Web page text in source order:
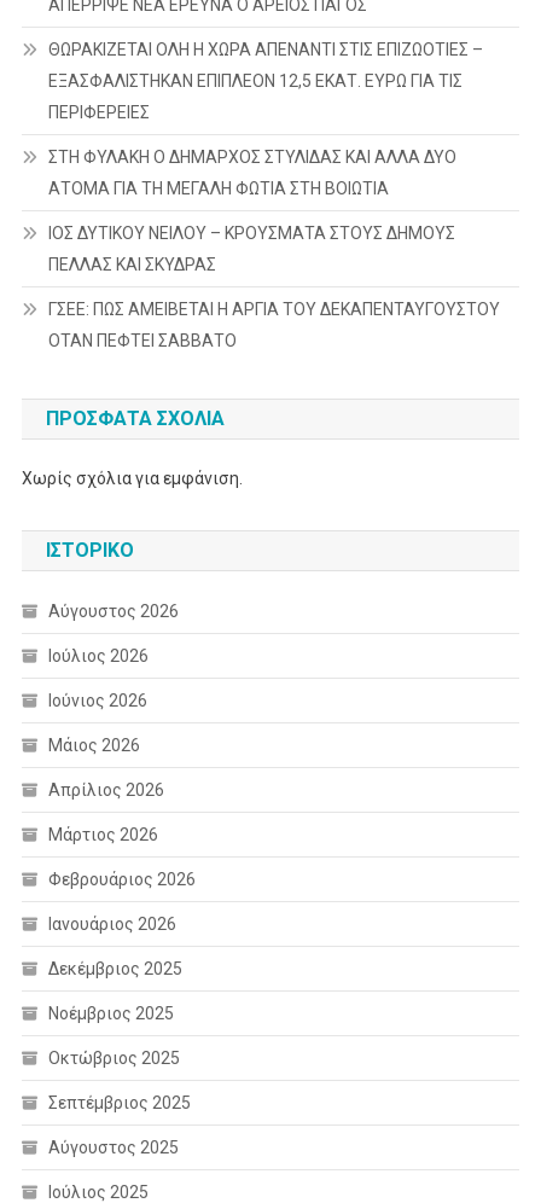
ΑΠΕΡΡΙΨΕ ΝΕΑ ΕΡΕΥΝΑ Ο ΑΡΕΙΟΣ ΠΑΓΟΣ
ΘΩΡΑΚΙΖΕΤΑΙ ΟΛΗ Η ΧΩΡΑ ΑΠΕΝΑΝΤΙ ΣΤΙΣ ΕΠΙΖΩΟΤΙΕΣ –
ΕΞΑΣΦΑΛΙΣΤΗΚΑΝ ΕΠΙΠΛΕΟΝ 12,5 ΕΚΑΤ. ΕΥΡΩ ΓΙΑ ΤΙΣ
ΠΕΡΙΦΕΡΕΙΕΣ
ΣΤΗ ΦΥΛΑΚΗ Ο ΔΗΜΑΡΧΟΣ ΣΤΥΛΙΔΑΣ ΚΑΙ ΑΛΛΑ ΔΥΟ
ΑΤΟΜΑ ΓΙΑ ΤΗ ΜΕΓΑΛΗ ΦΩΤΙΑ ΣΤΗ ΒΟΙΩΤΙΑ
ΙΟΣ ΔΥΤΙΚΟΥ ΝΕΙΛΟΥ – ΚΡΟΥΣΜΑΤΑ ΣΤΟΥΣ ΔΗΜΟΥΣ
ΠΕΛΛΑΣ ΚΑΙ ΣΚΥΔΡΑΣ
ΓΣΕΕ: ΠΩΣ ΑΜΕΙΒΕΤΑΙ Η ΑΡΓΙΑ ΤΟΥ ΔΕΚΑΠΕΝΤΑΥΓΟΥΣΤΟΥ
ΟΤΑΝ ΠΕΦΤΕΙ ΣΑΒΒΑΤΟ
ΠΡΌΣΦΑΤΑ ΣΧΌΛΙΑ
Χωρίς σχόλια για εμφάνιση.
ΙΣΤΟΡΙΚΌ
Αύγουστος 2026
Ιούλιος 2026
Ιούνιος 2026
Μάιος 2026
Απρίλιος 2026
Μάρτιος 2026
Φεβρουάριος 2026
Ιανουάριος 2026
Δεκέμβριος 2025
Νοέμβριος 2025
Οκτώβριος 2025
Σεπτέμβριος 2025
Αύγουστος 2025
Ιούλιος 2025